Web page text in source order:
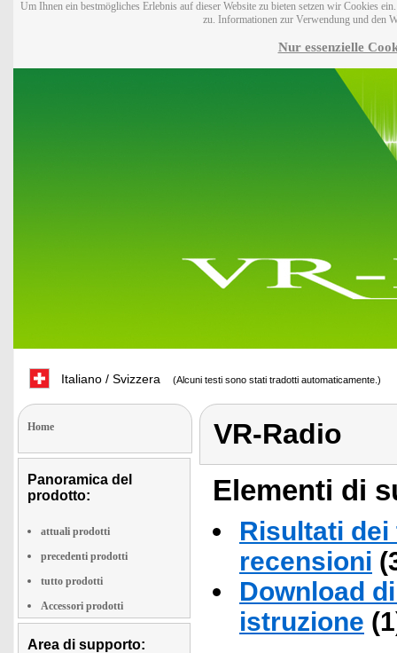
Um Ihnen ein bestmögliches Erlebnis auf dieser Website zu bieten setzen wir Cookies
zu. Informationen zur Verwendung und den
Nur essenzielle
Italiano / Svizzera (Alcuni testi sono stati tradotti automaticamente.)
Home
Panoramica del
prodotto:
attuali prodotti
precedenti prodotti
tutto prodotti
Accessori prodotti
Area di supporto:
VR-Radio
Elementi di
Risultati
recensioni
Download
istruzione